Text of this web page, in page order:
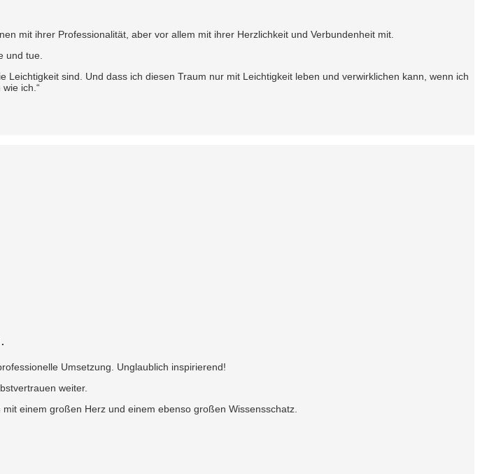
mit ihrer Professionalität, aber vor allem mit ihrer Herzlichkeit und Verbundenheit mit.
und tue.
sind. Und dass ich diesen Traum nur mit Leichtigkeit leben und verwirklichen kann, wenn ich
ich.“
Umsetzung. Unglaublich inspirierend!
weiter.
einem großen Herz und einem ebenso großen Wissensschatz.